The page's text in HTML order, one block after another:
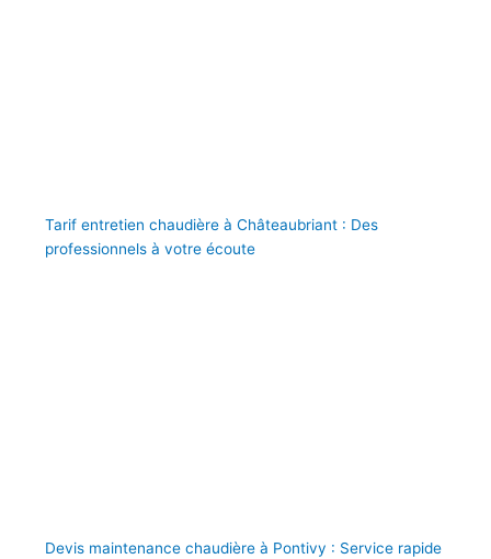
Tarif entretien chaudière à Châteaubriant : Des
professionnels à votre écoute
Devis maintenance chaudière à Pontivy : Service rapide